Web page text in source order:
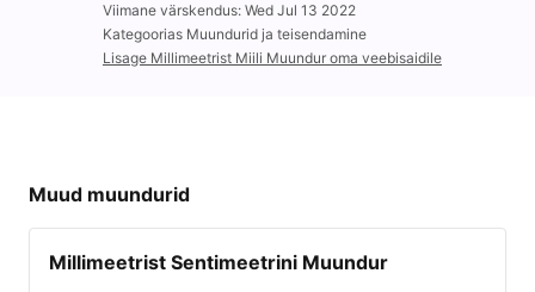
Viimane värskendus: Wed Jul 13 2022
Kategoorias Muundurid ja teisendamine
Lisage Millimeetrist Miili Muundur oma veebisaidile
Muud muundurid
Millimeetrist Sentimeetrini Muundur